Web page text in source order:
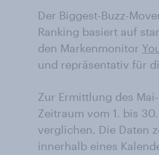
Der Biggest-Buzz-
Ranking basiert auf
den Markenmonitor
und repräsentativ für
Zur Ermittlung des
Zeitraum vom 1. bis
verglichen. Die Daten
innerhalb eines